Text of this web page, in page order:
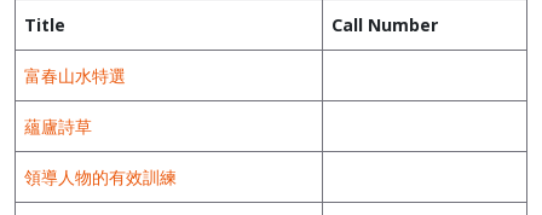
Title Call Number
富春山水特選
蘊廬詩草
領導人物的有效訓練